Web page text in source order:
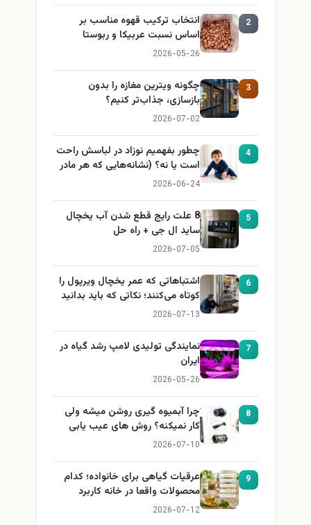
2
انتخاب ترکیب قهوه مناسب بر
اساس نسبت عربیکا و ربوستا
2026-05-26
3
چگونه ویترین مغازه را بدون
بازسازی، جذاب‌تر کنیم؟
2026-07-02
4
چطور بفهمیم نوزاد در لباسش راحت
است یا نه؟ (نشانه‌هایی که هر مادر
باید بداند)
2026-06-24
5
8 علت رایج قطع شدن آب یخچال
ساید ال جی + راه حل
2026-07-05
6
اشتباهاتی که عمر یخچال ویرپول را
کوتاه می‌کنند؛ نکاتی که باید بدانید
2026-07-13
7
نمایندگی تولیدی لامپ رشد گیاه در
ایران
2026-05-26
8
چرا آبمیوه گیری روشن میشه ولی
کار نمیکنه؟ روش های عیب یابی
2026-07-10
9
عرقیات گیاهی برای خانواده؛ کدام
محصولات واقعا در خانه کاربرد
دارند؟
2026-07-12